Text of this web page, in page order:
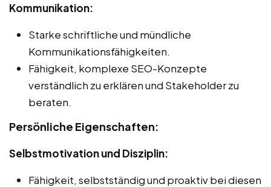
Kommunikation:
Starke schriftliche und mündliche
Kommunikationsfähigkeiten.
Fähigkeit, komplexe SEO-Konzepte
verständlich zu erklären und Stakeholder zu
beraten.
Persönliche Eigenschaften:
Selbstmotivation und Disziplin:
Fähigkeit, selbstständig und proaktiv bei diesen